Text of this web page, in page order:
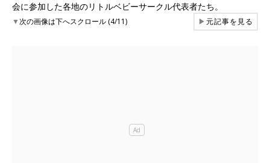
会に参加した各地のリトルベビーサークル代表者たち。
▼次の画像は下へスクロール (4/11) ▶元記事を見る